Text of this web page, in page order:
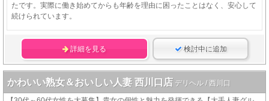
たです。実際に働き始めてからも年齢を理由に困ったことはなく、安心して
続けられています。
詳細を見る 検討中に追加
かわいい熟女＆おいしい人妻 西川口店 デリヘル / 西川口